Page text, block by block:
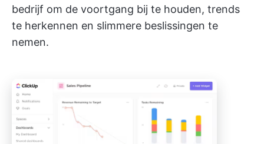
bedrijf om de voortgang bij te houden, trends
te herkennen en slimmere beslissingen te
nemen.